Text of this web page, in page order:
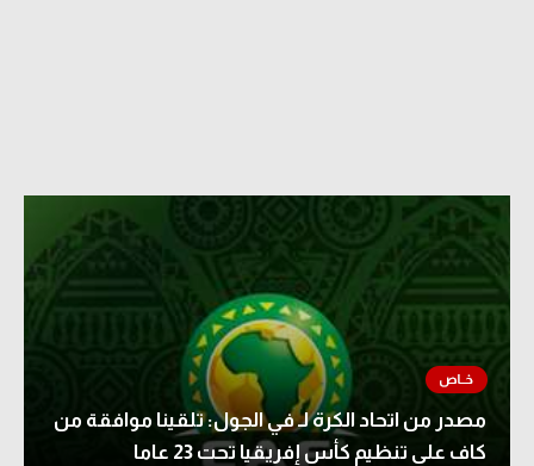
مصدر من اتحاد الكرة لـ في الجول: تلقينا موافقة من
كاف على تنظيم كأس إفريقيا تحت 23 عاما